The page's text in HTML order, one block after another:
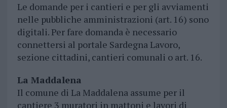
Le domande per i cantieri e per gli avviamenti
nelle pubbliche amministrazioni (art. 16) sono
digitali. Per fare domanda è necessario
connettersi al portale Sardegna Lavoro,
sezione cittadini, cantieri comunali o art. 16.
La Maddalena
Il comune di La Maddalena assume per il
cantiere 3 muratori in mattoni e lavori di